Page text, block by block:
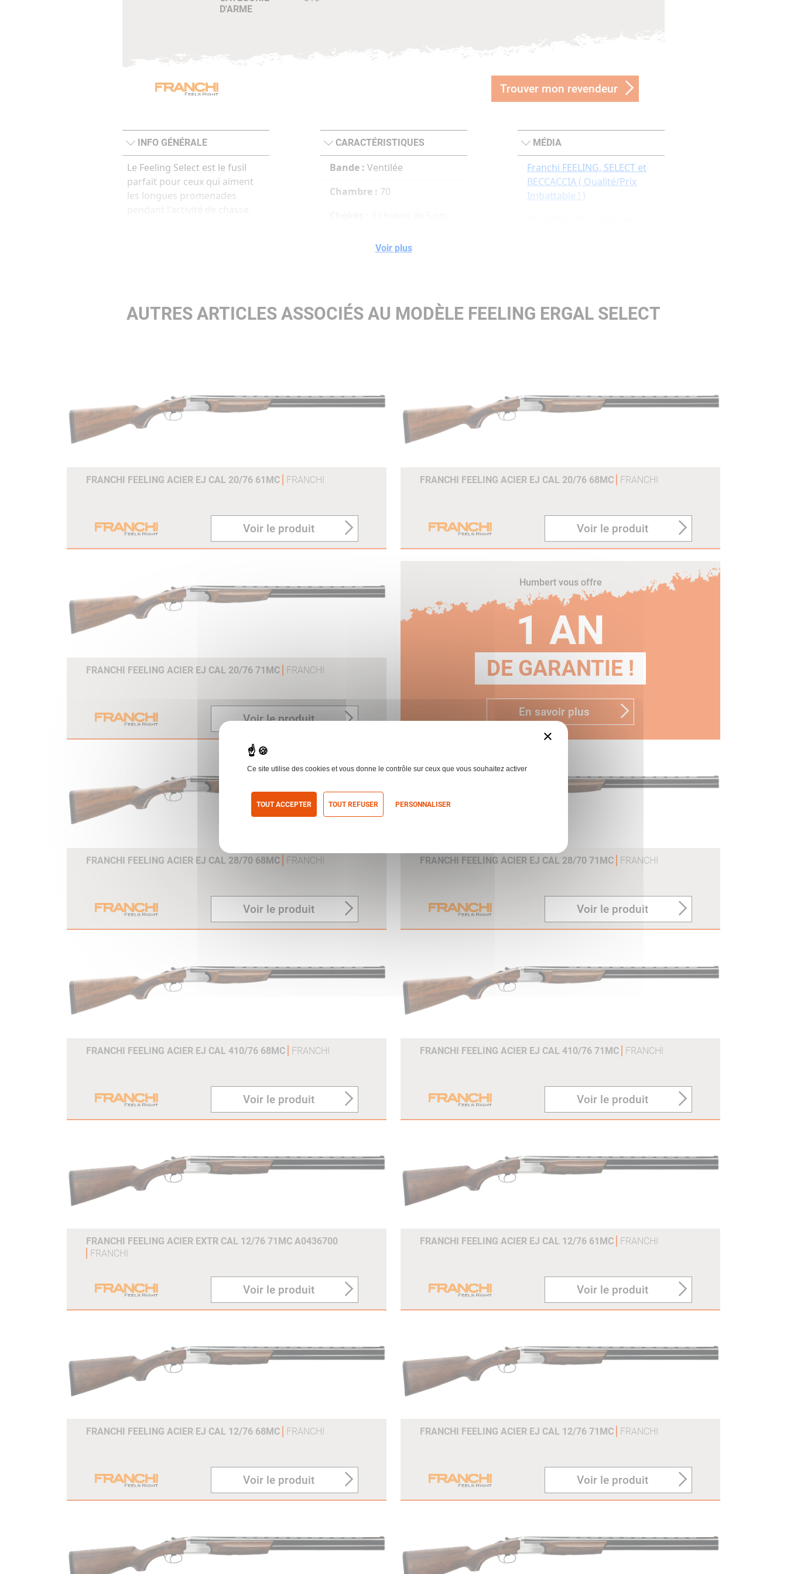
D'ARME
Trouver mon revendeur
INFO GÉNÉRALE
Le Feeling Select est le fusil
parfait pour ceux qui aiment
les longues promenades
CARACTÉRISTIQUES
Bande : Ventilée
Chambre : 70
MÉDIA
Franchi FEELING, SELECT et
BECCACCIA ( Qualité/Prix
Imbattable ! )
Voir plus
AUTRES ARTICLES ASSOCIÉS AU MODÈLE FEELING ERGAL SELECT
FRANCHI FEELING ACIER EJ CAL 20/76 61MC FRANCHI
Voir le produit
FRANCHI FEELING ACIER EJ CAL 20/76 68MC FRANCHI
Voir le produit
FRANCHI FEELING ACIER EJ CAL 20/76 71MC FRANCHI
Voir le produit
Humbert vous offre
1 AN
DE GARANTIE !
En savoir plus
FRANCHI FEELING ACIER EJ CAL 28/70 68MC FRANCHI
Voir le produit
FRANCHI FEELING ACIER EJ CAL 28/70 71MC FRANCHI
Voir le produit
FRANCHI FEELING ACIER EJ CAL 410/76 68MC FRANCHI
Voir le produit
FRANCHI FEELING ACIER EJ CAL 410/76 71MC FRANCHI
Voir le produit
FRANCHI FEELING ACIER EXTR CAL 12/76 71MC A0436700
FRANCHI
Voir le produit
FRANCHI FEELING ACIER EJ CAL 12/76 61MC FRANCHI
Voir le produit
FRANCHI FEELING ACIER EJ CAL 12/76 68MC FRANCHI
Voir le produit
FRANCHI FEELING ACIER EJ CAL 12/76 71MC FRANCHI
Voir le produit
×
Ce site utilise des cookies et vous donne le contrôle sur ceux que vous souhaitez activer
TOUT ACCEPTER TOUT REFUSER PERSONNALISER